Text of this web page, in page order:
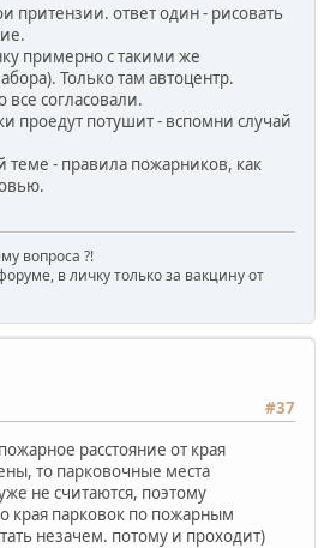
притензии. ответ один - рисовать
примерно с такими же
Только там автоцентр.
все согласовали.
проедут потушит - вспомни случай
теме - правила пожарников, как
вопроса ?!
в личку только за вакцину от
#37
расстояние от края
то парковочные места
не считаются, поэтому
края парковок по пожарным
незачем. потому и проходит)